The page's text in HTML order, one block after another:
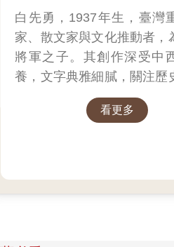
白先勇，1937年生，臺灣
家、散文家與文化推動者，
將軍之子。其創作深受中
養，文字典雅細膩，關注歷
家國記憶與人性孤獨。代表
說集《臺北人》、《寂
看更多